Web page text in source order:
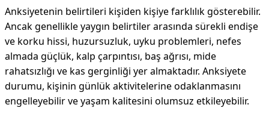
Anksiyetenin belirtileri kişiden kişiye farklılık gösterebilir.
Ancak genellikle yaygın belirtiler arasında sürekli endişe
ve korku hissi, huzursuzluk, uyku problemleri, nefes
almada güçlük, kalp çarpıntısı, baş ağrısı, mide
rahatsızlığı ve kas gerginliği yer almaktadır. Anksiyete
durumu, kişinin günlük aktivitelerine odaklanmasını
engelleyebilir ve yaşam kalitesini olumsuz etkileyebilir.